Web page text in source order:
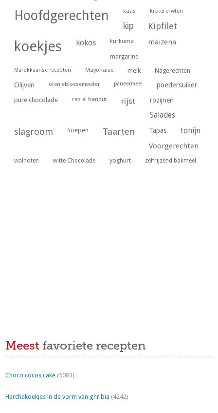
Hoofdgerechten kaas kikkererwten
kip Kipfilet
koekjes kokos kurkuma maizena
margarine
Marokkaanse recepten Mayonaise melk Nagerechten
Olijven oranjebloesemwater paneermeel poedersuiker
pure chocolade ras el hanout rijst rozijnen
Salades
slagroom Soepen Taarten Tapas tonijn
Voorgerechten
walnoten witte Chocolade yoghurt zelfrijzend bakmeel
Meest favoriete recepten
Choco cocos cake (5083)
Harchakoekjes in de vorm van ghribia (4242)